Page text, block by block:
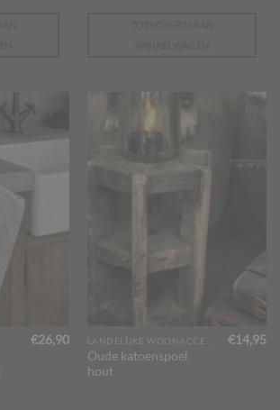
€26,90
Oude katoenspoel
hout
€14,95